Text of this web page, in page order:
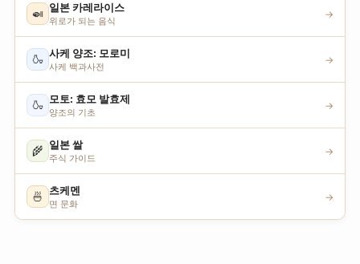
🍛 일본 카레라이스
위로가 되는 음식
→
🍶 사케 양조: 모로미
사케 백과사전
→
🍶 모토: 효모 발효제
양조의 기초
→
🌾 일본 쌀
주식 가이드
→
🍜 츠케멘
면 문화
→